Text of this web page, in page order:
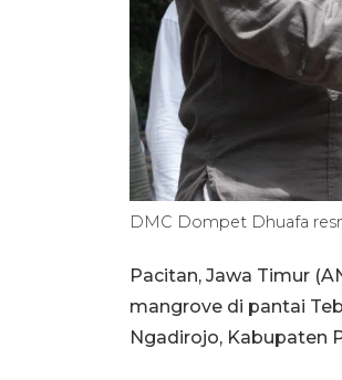
DMC Dompet Dhuafa
Pacitan, Jawa Timur
mangrove di pantai
Ngadirojo, Kabupaten